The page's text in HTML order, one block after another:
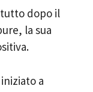
dopo il
la sua
a